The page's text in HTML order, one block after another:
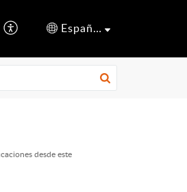
Español (España)
desde este